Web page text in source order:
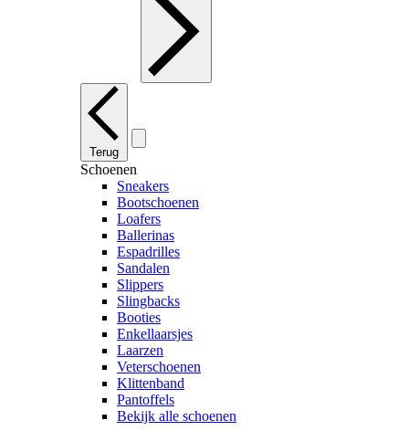
Terug
Schoenen
Sneakers
Bootschoenen
Loafers
Ballerinas
Espadrilles
Sandalen
Slippers
Slingbacks
Booties
Enkellaarsjes
Laarzen
Veterschoenen
Klittenband
Pantoffels
Bekijk alle schoenen